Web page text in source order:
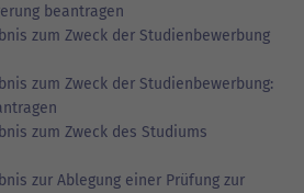
beantragen
zum Zweck der Studienbewerbung
zum Zweck der Studienbewerbung:
zum Zweck des Studiums
zur Ablegung einer Prüfung zur